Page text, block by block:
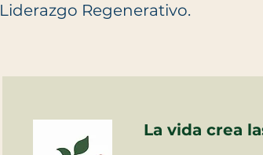
Liderazgo Regenerativo.
La vida crea